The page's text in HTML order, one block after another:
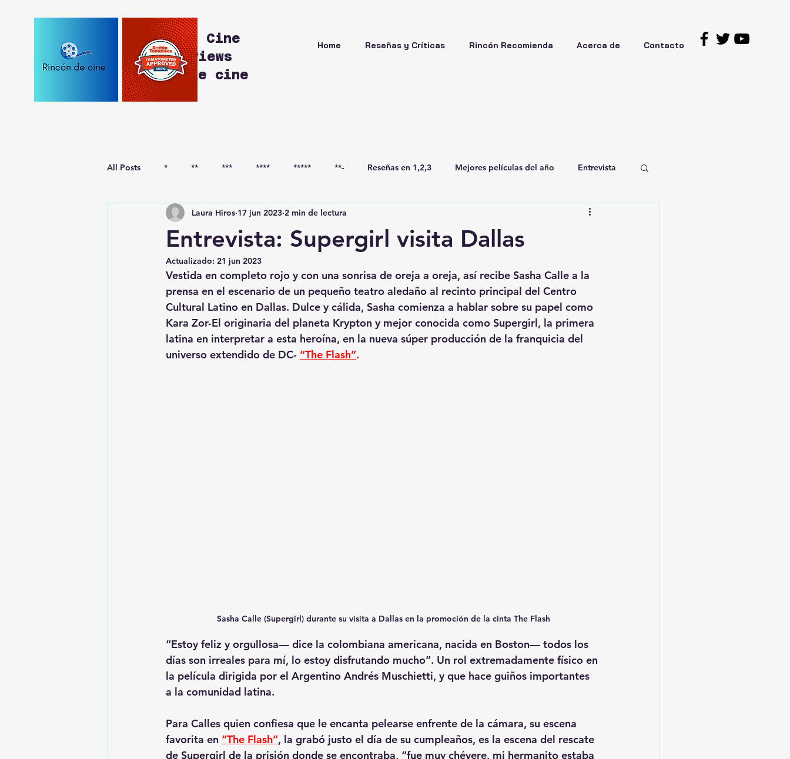
Rincón de Cine
Movie Reviews
Reseñas de cine
Home Reseñas y Críticas Rincón Recomienda Acerca de Contacto
All Posts * ** *** **** ***** **- Reseñas en 1,2,3 Mejores películas del año Entrevista
****-
Entrevista: Supergirl visita Dallas
Laura Hiros 17 jun 2023 2 min de lectura
Actualizado: 21 jun 2023
Vestida en completo rojo y con una sonrisa de oreja a oreja, así recibe Sasha Calle a la
prensa en el escenario de un pequeño teatro aledaño al recinto principal del Centro
Cultural Latino en Dallas. Dulce y cálida, Sasha comienza a hablar sobre su papel como
Kara Zor-El originaria del planeta Krypton y mejor conocida como Supergirl, la primera
latina en interpretar a esta heroína, en la nueva súper producción de la franquicia del
universo extendido de DC- “The Flash”.
Sasha Calle (Supergirl) durante su visita a Dallas en la promoción de la cinta The Flash
“Estoy feliz y orgullosa— dice la colombiana americana, nacida en Boston— todos los
días son irreales para mí, lo estoy disfrutando mucho”. Un rol extremadamente físico en
la película dirigida por el Argentino Andrés Muschietti, y que hace guiños importantes
a la comunidad latina.
Para Calles quien confiesa que le encanta pelearse enfrente de la cámara, su escena
favorita en “The Flash”, la grabó justo el día de su cumpleaños, es la escena del rescate
de Supergirl de la prisión donde se encontraba, “fue muy chévere, mi hermanito estaba